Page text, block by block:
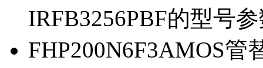
IRFB3256PBF的型号
FHP200N6F3AMOS管